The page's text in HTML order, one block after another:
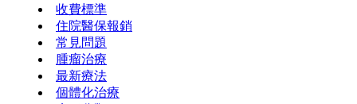
收費標準
住院醫保報銷
常見問題
腫瘤治療
最新療法
個體化治療